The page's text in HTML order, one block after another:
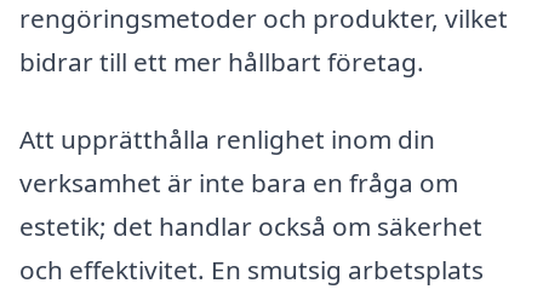
rengöringsmetoder och produkter, vilket
bidrar till ett mer hållbart företag.
Att upprätthålla renlighet inom din
verksamhet är inte bara en fråga om
estetik; det handlar också om säkerhet
och effektivitet. En smutsig arbetsplats